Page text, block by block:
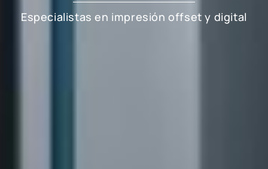
Especialistas en impresión offset y digital